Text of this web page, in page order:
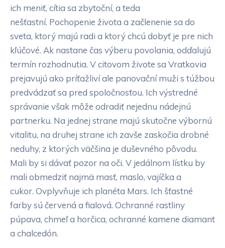
ich meniť, cítia sa zbytoční, a teda
nešťastní. Pochopenie života a začlenenie sa do
sveta, ktorý majú radi a ktorý chcú dobyť je pre nich
kľúčové. Ak nastane čas výberu povolania, odďalujú
termín rozhodnutia. V citovom živote sa Vratkovia
prejavujú ako príťažliví ale panovační muži s túžbou
predvádzať sa pred spoločnosťou. Ich výstredné
správanie však môže odradiť nejednu nádejnú
partnerku. Na jednej strane majú skutočne výbornú
vitalitu, na druhej strane ich zavše zaskočia drobné
neduhy, z ktorých väčšina je duševného pôvodu.
Mali by si dávať pozor na oči. V jedálnom lístku by
mali obmedziť najmä masť, maslo, vajíčka a
cukor. Ovplyvňuje ich planéta Mars. Ich šťastné
farby sú červená a fialová. Ochranné rastliny
púpava, chmeľ a horčica, ochranné kamene diamant
a chalcedón.